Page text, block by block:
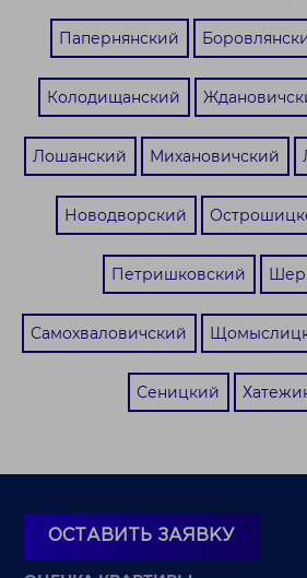
Папернянский
Колодищанский
Лошанский Михановичский
Новодворский
Петришковский
Самохваловичский
Сеницкий
ОСТАВИТЬ ЗАЯВКУ